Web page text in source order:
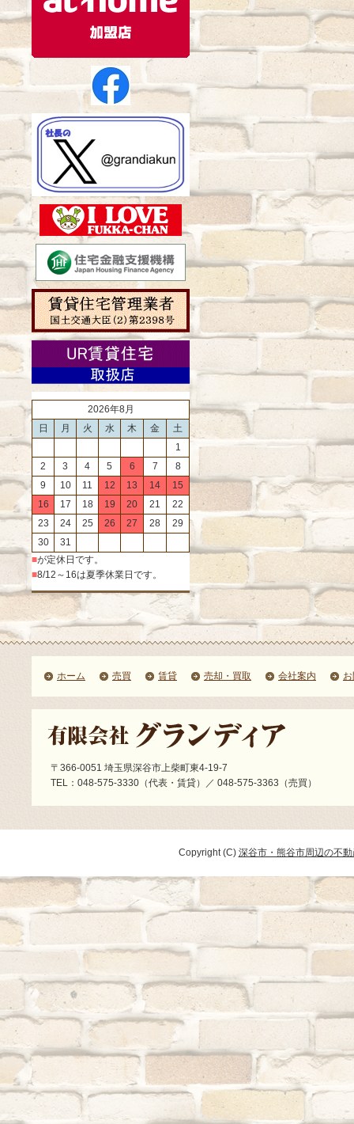
2026年8月
日
月 火 水 木 金
土
1
2
3 4 5 6 7
8
9
10 11 12 13 14
15
16
17 18 19 20 21
22
23
24 25 26 27 28
29
30
31
■が定休日です。
■8/12～16は夏季休業日です。
ホーム 売買 賃貸 売却・買取 会社案内
〒366-0051 埼玉県深谷市上柴町東4-19-7
TEL：048-575-3330（代表・賃貸）／ 048-575-3363（売買）
Copyright (C) 深谷市・熊谷市周辺の不